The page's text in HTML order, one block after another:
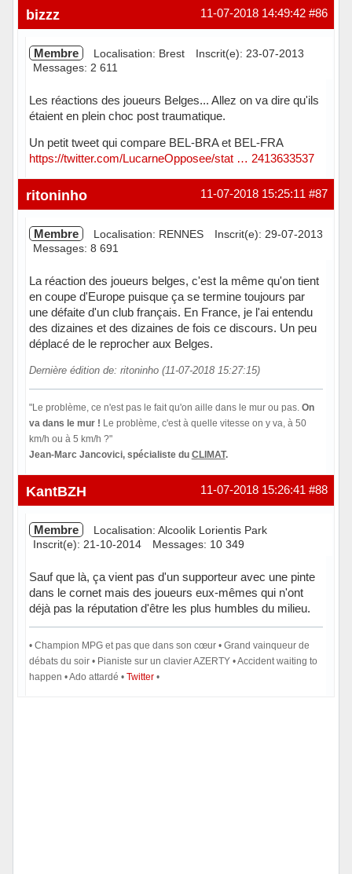
Hors ligne #86
11-07-2018 14:49:42
bizzz
Membre Localisation: Brest
Inscrit(e): 23-07-2013
Messages: 2 611
Les réactions des joueurs Belges... Allez on va dire qu'ils
étaient en plein choc post traumatique.
Un petit tweet qui compare BEL-BRA et BEL-FRA
https://twitter.com/LucarneOpposee/stat … 2413633537
Hors ligne #87
11-07-2018 15:25:11
ritoninho
Membre Localisation: RENNES
Inscrit(e): 29-07-2013
Messages: 8 691
La réaction des joueurs belges, c'est la même qu'on tient
en coupe d'Europe puisque ça se termine toujours par
une défaite d'un club français. En France, je l'ai entendu
des dizaines et des dizaines de fois ce discours. Un peu
déplacé de le reprocher aux Belges.
Dernière édition de: ritoninho (11-07-2018 15:27:15)
"Le problème, ce n'est pas le fait qu'on aille dans le mur ou pas. On
va dans le mur ! Le problème, c'est à quelle vitesse on y va, à 50
km/h ou à 5 km/h ?"
Jean-Marc Jancovici, spécialiste du CLIMAT.
Hors ligne #88
11-07-2018 15:26:41
KantBZH
Membre
Localisation: Alcoolik Lorientis Park
Inscrit(e): 21-10-2014
Messages: 10 349
Sauf que là, ça vient pas d'un supporteur avec une pinte
dans le cornet mais des joueurs eux-mêmes qui n'ont
déjà pas la réputation d'être les plus humbles du milieu.
• Champion MPG et pas que dans son cœur • Grand vainqueur de
débats du soir • Pianiste sur un clavier AZERTY • Accident waiting to
happen • Ado attardé • Twitter•